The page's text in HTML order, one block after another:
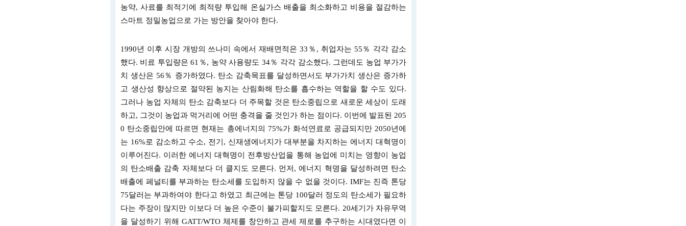
농약, 사료를 최적기에 최적량 투입해 온실가스 배출을 최소화하고 비용을 절감하는
스마트 정밀농업으로 가는 방안을 찾아야 한다.
1990년 이후 시장 개방의 쓰나미 속에서 재배면적은 33％, 취업자는 55％ 각각 감소
했다. 비료 투입량은 61％, 농약 사용량도 34％ 각각 감소했다. 그런데도 농업 부가가
치 생산은 56％ 증가하였다. 탄소 감축목표를 달성하면서도 부가가치 생산은 증가하
고 생산성 향상으로 절약된 농지는 산림화해 탄소를 흡수하는 역할을 할 수도 있다.
그러나 농업 자체의 탄소 감축보다 더 주목할 것은 탄소중립으로 새로운 세상이 도래
하고, 그것이 농업과 먹거리에 어떤 충격을 줄 것인가 하는 점이다. 이번에 발표된 205
0 탄소중립안에 따르면 현재는 총에너지의 75%가 화석연료로 공급되지만 2050년에
는 16%로 감소하고 수소, 전기, 신재생에너지가 대부분을 차지하는 에너지 대혁명이
이루어진다. 이러한 에너지 대혁명이 전후방산업을 통해 농업에 미치는 영향이 농업
의 탄소배출 감축 자체보다 더 클지도 모른다. 먼저, 에너지 혁명을 달성하려면 탄소
배출에 페널티를 부과하는 탄소세를 도입하지 않을 수 없을 것이다. IMF는 진즉 톤당
75달러는 부과하여야 한다고 하였고 최근에는 톤당 100달러 정도의 탄소세가 필요하
다는 주장이 많지만 이보다 더 높은 수준이 불가피할지도 모른다. 20세기가 자유무역
을 달성하기 위해 GATT/WTO 체제를 창안하고 관세 제로를 추구하는 시대였다면 이